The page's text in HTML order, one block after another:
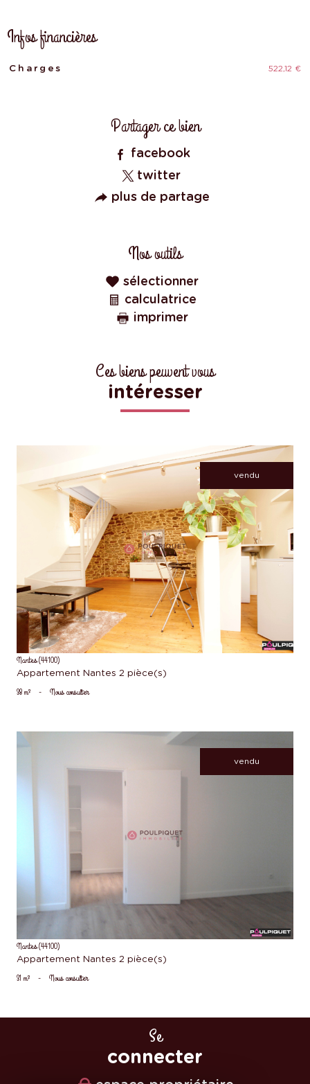
Infos financières
Caractéristiques
Charges 522,12 €
Partager ce bien
facebook
twitter
plus de partage
Nos outils
sélectionner
calculatrice
imprimer
Ces biens peuvent vous
intéresser
vendu
voir le bien
Nantes (44100)
Appartement Nantes 2 pièce(s)
38 m²
- Nous consulter
vendu
voir le bien
Nantes (44100)
Appartement Nantes 2 pièce(s)
31 m²
- Nous consulter
Se
connecter